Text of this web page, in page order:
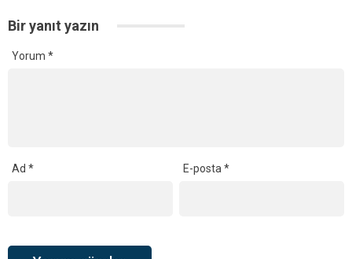
Bir yanıt yazın
Yorum *
Ad * E-posta*